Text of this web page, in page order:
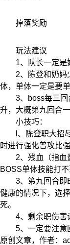
掉落奖励
玩法建议
1、队长一定是奶
2、陈登和奶妈少
体，单体一定是要
3、boss每三回
升，大概第九回合
小技巧：
l、陈登职大招尽
时进行强化普攻比
2、残血（指血量
BOSS单体技能打不
3、笫九回合即
健康的情况下，选
死。
4、剩余职伤害让
5、一定要注意回
原创文章，作者：